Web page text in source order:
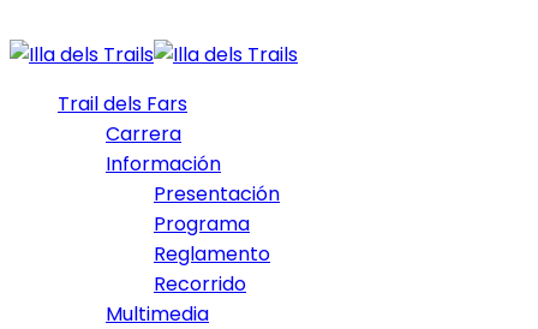
Trail dels Fars
Carrera
Información
Presentación
Programa
Reglamento
Recorrido
Multimedia